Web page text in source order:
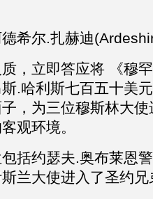
希尔.扎赫迪
，立即答应将 《穆
.哈利斯七百五十美
，为三位穆斯林大
观环境。
括约瑟夫.奥布莱恩
兰大使进入了圣约兄